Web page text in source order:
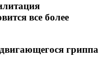
все более
гриппа